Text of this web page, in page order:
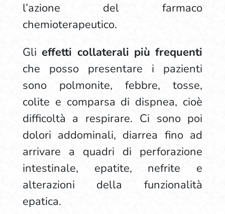
l’azione del farmaco
chemioterapeutico.
Glieffetti collaterali più frequenti
che posso presentare i pazienti
sono polmonite, febbre, tosse,
colite e comparsa di dispnea, cioè
difficoltà a respirare. Ci sono poi
dolori addominali, diarrea fino ad
arrivare a quadri di perforazione
intestinale, epatite, nefrite e
alterazioni della funzionalità
epatica.